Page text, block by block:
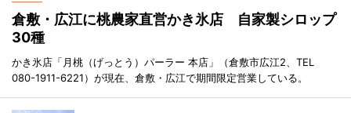
倉敷・広江に桃農家直営かき氷店 自家製シロップ
30種
かき氷店「月桃（げっとう）パーラー 本店」（倉敷市広江2、TEL
080-1911-6221）が現在、倉敷・広江で期間限定営業している。